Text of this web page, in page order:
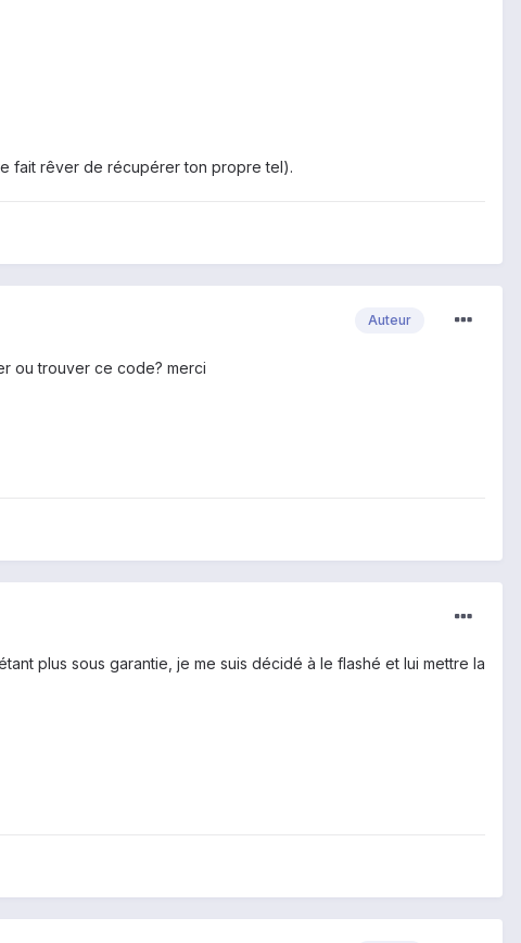
fait rêver de récupérer ton propre tel).
Auteur
ou trouver ce code? merci
plus sous garantie, je me suis décidé à le flashé et lui mettre la